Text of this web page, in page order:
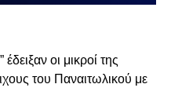
οι μικροί της
του Παναιτωλικού με